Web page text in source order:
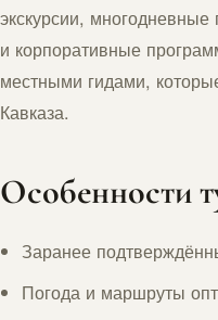
экскурсии,
и корпоративные
местными гидами,
Кавказа.
Особенности
Заранее
Погода и маршруты